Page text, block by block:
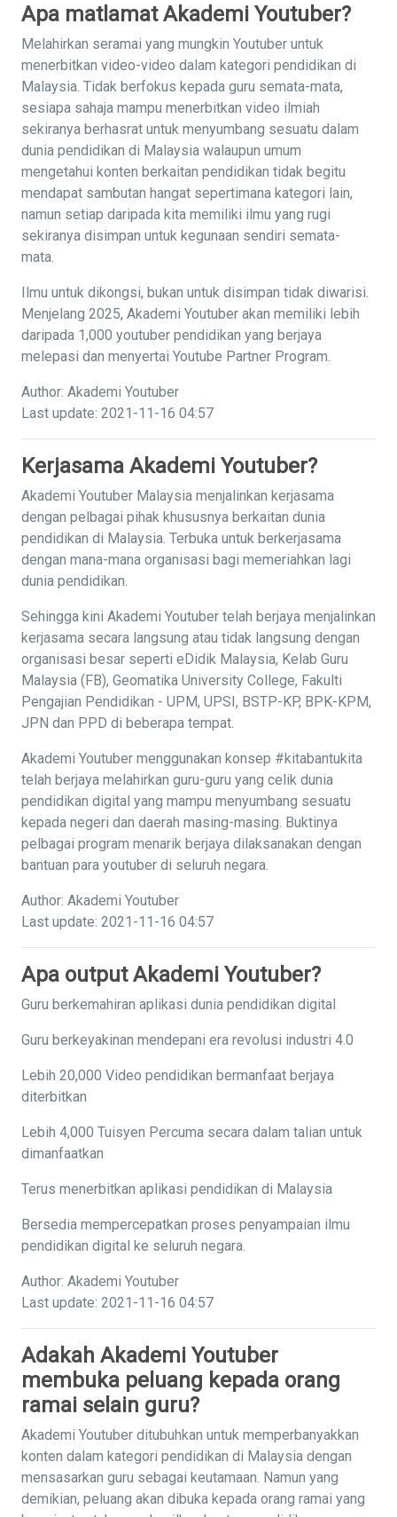
Apa matlamat Akademi Youtuber?
Melahirkan seramai yang mungkin Youtuber untuk
menerbitkan video-video dalam kategori pendidikan di
Malaysia. Tidak berfokus kepada guru semata-mata,
sesiapa sahaja mampu menerbitkan video ilmiah
sekiranya berhasrat untuk menyumbang sesuatu dalam
dunia pendidikan di Malaysia walaupun umum
mengetahui konten berkaitan pendidikan tidak begitu
mendapat sambutan hangat sepertimana kategori lain,
namun setiap daripada kita memiliki ilmu yang rugi
sekiranya disimpan untuk kegunaan sendiri semata-
mata.
Ilmu untuk dikongsi, bukan untuk disimpan tidak diwarisi.
Menjelang 2025, Akademi Youtuber akan memiliki lebih
daripada 1,000 youtuber pendidikan yang berjaya
melepasi dan menyertai Youtube Partner Program.
Author: Akademi Youtuber
Last update: 2021-11-16 04:57
Kerjasama Akademi Youtuber?
Akademi Youtuber Malaysia menjalinkan kerjasama
dengan pelbagai pihak khususnya berkaitan dunia
pendidikan di Malaysia. Terbuka untuk berkerjasama
dengan mana-mana organisasi bagi memeriahkan lagi
dunia pendidikan.
Sehingga kini Akademi Youtuber telah berjaya menjalinkan
kerjasama secara langsung atau tidak langsung dengan
organisasi besar seperti eDidik Malaysia, Kelab Guru
Malaysia (FB), Geomatika University College, Fakulti
Pengajian Pendidikan - UPM, UPSI, BSTP-KP, BPK-KPM,
JPN dan PPD di beberapa tempat.
Akademi Youtuber menggunakan konsep #kitabantukita
telah berjaya melahirkan guru-guru yang celik dunia
pendidikan digital yang mampu menyumbang sesuatu
kepada negeri dan daerah masing-masing. Buktinya
pelbagai program menarik berjaya dilaksanakan dengan
bantuan para youtuber di seluruh negara.
Author: Akademi Youtuber
Last update: 2021-11-16 04:57
Apa output Akademi Youtuber?
Guru berkemahiran aplikasi dunia pendidikan digital
Guru berkeyakinan mendepani era revolusi industri 4.0
Lebih 20,000 Video pendidikan bermanfaat berjaya
diterbitkan
Lebih 4,000 Tuisyen Percuma secara dalam talian untuk
dimanfaatkan
Terus menerbitkan aplikasi pendidikan di Malaysia
Bersedia mempercepatkan proses penyampaian ilmu
pendidikan digital ke seluruh negara.
Author: Akademi Youtuber
Last update: 2021-11-16 04:57
Adakah Akademi Youtuber
membuka peluang kepada orang
ramai selain guru?
Akademi Youtuber ditubuhkan untuk memperbanyakkan
konten dalam kategori pendidikan di Malaysia dengan
mensasarkan guru sebagai keutamaan. Namun yang
demikian, peluang akan dibuka kepada orang ramai yang